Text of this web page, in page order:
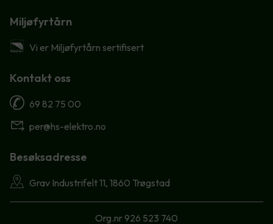
Miljøfyrtårn
Vi er Miljøfyrtårn sertifisert
Kontakt oss
69 82 75 00
per@hs-elektro.no
Besøksadresse
Grav Industrifelt 11, 1860 Trøgstad
Org.nr 926 523 740